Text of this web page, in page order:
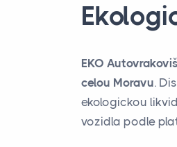
EKO
celou Moravu.
ekologickou
vozidla podle